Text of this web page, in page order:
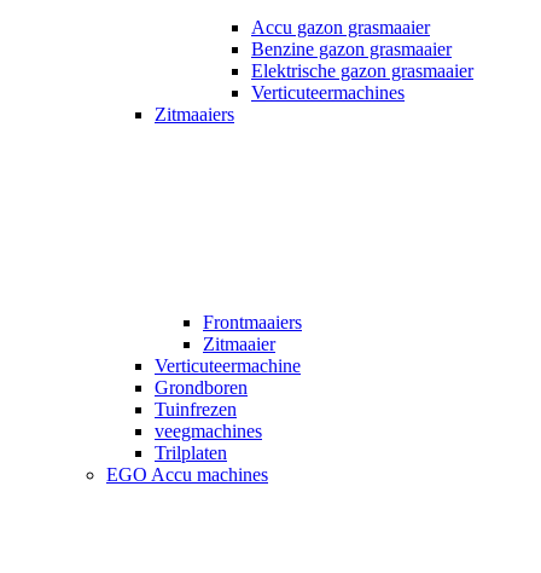
Accu gazon grasmaaier
Benzine gazon grasmaaier
Elektrische gazon grasmaaier
Verticuteermachines
Zitmaaiers
Frontmaaiers
Zitmaaier
Verticuteermachine
Grondboren
Tuinfrezen
veegmachines
Trilplaten
EGO Accu machines